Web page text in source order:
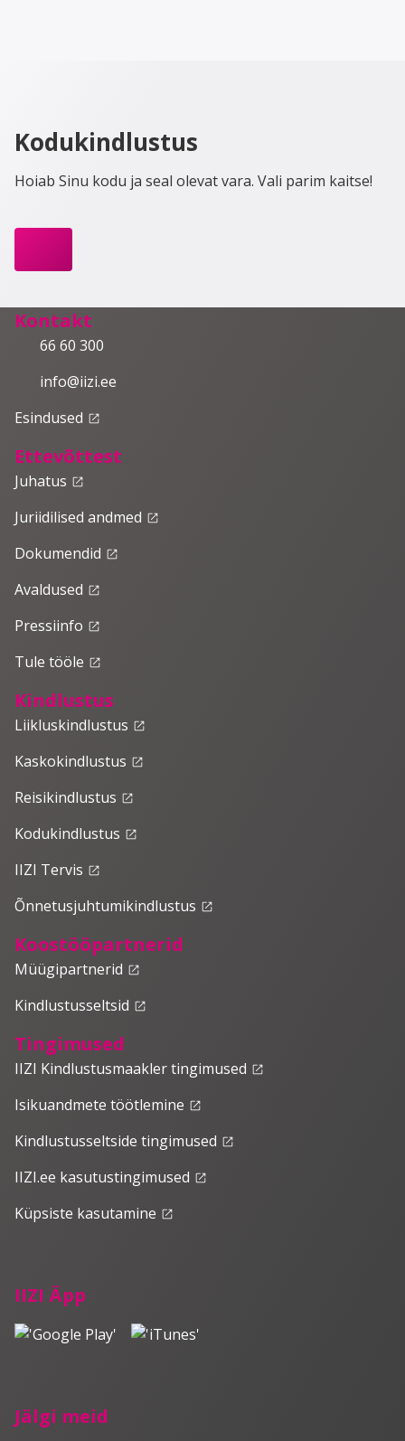
Kodukindlustus
Hoiab Sinu kodu ja seal olevat vara. Vali parim kaitse!
IIZI Äpp
Jälgi meid
Kontakt
66 60 300
info@iizi.ee
Esindused launch
Ettevõttest
Juhatus launch
Juriidilised andmed launch
Dokumendid launch
Avaldused launch
Pressiinfo launch
Tule tööle launch
Kindlustus
Liikluskindlustus launch
Kaskokindlustus launch
Reisikindlustus launch
Kodukindlustus launch
IIZI Tervis launch
Õnnetusjuhtumikindlustus launch
Koostööpartnerid
Müügipartnerid launch
Kindlustusseltsid launch
Tingimused
IIZI Kindlustusmaakler tingimused launch
Isikuandmete töötlemine launch
Kindlustusseltside tingimused launch
IIZI.ee kasutustingimused launch
Küpsiste kasutamine launch